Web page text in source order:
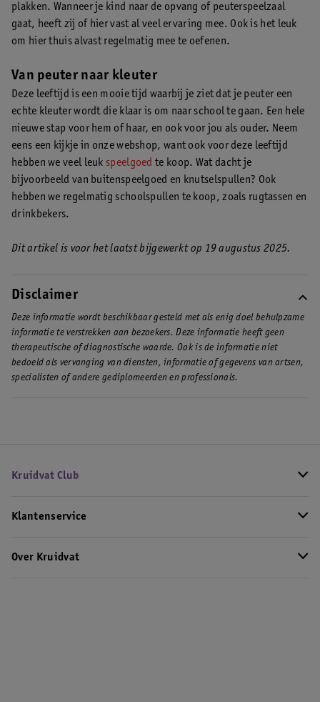
plakken. Wanneer je kind naar de opvang of peuterspeelzaal
gaat, heeft zij of hier vast al veel ervaring mee. Ook is het leuk
om hier thuis alvast regelmatig mee te oefenen.
Van peuter naar kleuter
Deze leeftijd is een mooie tijd waarbij je ziet dat je peuter een
echte kleuter wordt die klaar is om naar school te gaan. Een hele
nieuwe stap voor hem of haar, en ook voor jou als ouder. Neem
eens een kijkje in onze webshop, want ook voor deze leeftijd
hebben we veel leuk speelgoed te koop. Wat dacht je
bijvoorbeeld van buitenspeelgoed en knutselspullen? Ook
hebben we regelmatig schoolspullen te koop, zoals rugtassen en
drinkbekers.
Dit artikel is voor het laatst bijgewerkt op 19 augustus 2025.
Disclaimer
Deze informatie wordt beschikbaar gesteld met als enig doel behulpzame
informatie te verstrekken aan bezoekers. Deze informatie heeft geen
therapeutische of diagnostische waarde. Ook is de informatie niet
bedoeld als vervanging van diensten, informatie of gegevens van artsen,
specialisten of andere gediplomeerden en professionals.
Kruidvat Club
Klantenservice
Over Kruidvat